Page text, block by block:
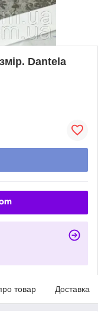
Dantela
товар Доставка